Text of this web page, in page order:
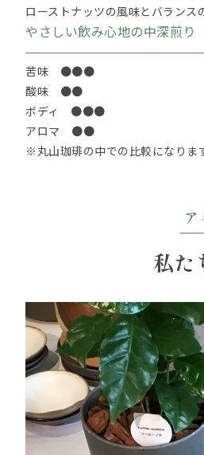
ローストナッツの風味とバランス
やさしい飲み心地の中深煎り
苦味 ●●●
酸味 ●●
ボディ ●●●
アロマ ●●
※丸山珈琲の中での比較になりま
私た